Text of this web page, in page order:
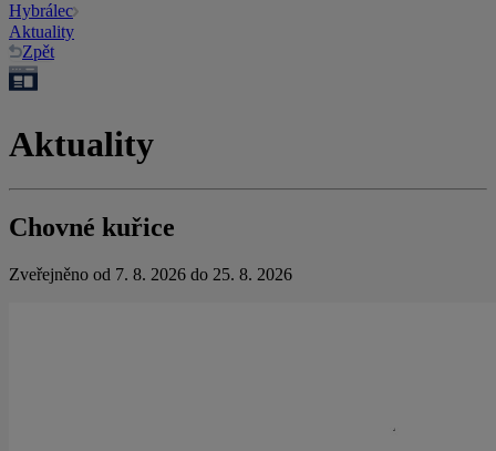
Hybrálec
Aktuality
Zpět
Aktuality
Chovné kuřice
Zveřejněno od 7. 8. 2026 do 25. 8. 2026